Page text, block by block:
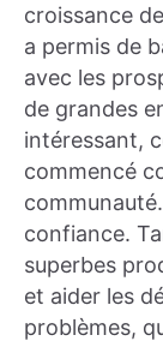
croissance
a permis de
avec les
de grandes
intéressant,
commencé
confiance.
superbes
et aider les
problèmes,